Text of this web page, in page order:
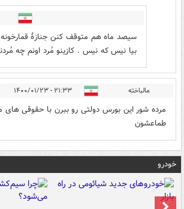
سیصد ماه هم متوقف کنن جنازۀ قمارخونه
بیا نیس که نیس . کازینو مُرد اونم چه
مالباخته ۲۱:۳۳ - ۱۴۰۰/۰۱/۲۳
مرده شور این بورس دولتی رو ببرن با حقوقی
طماعشون
خودرو